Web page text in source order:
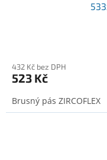
432 Kč bez DPH
523 Kč
Brusný pás ZIRCOFLEX